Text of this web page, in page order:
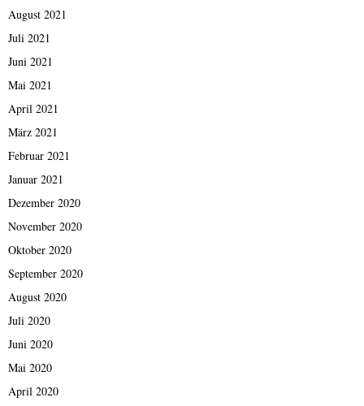
August 2021
Juli 2021
Juni 2021
Mai 2021
April 2021
März 2021
Februar 2021
Januar 2021
Dezember 2020
November 2020
Oktober 2020
September 2020
August 2020
Juli 2020
Juni 2020
Mai 2020
April 2020